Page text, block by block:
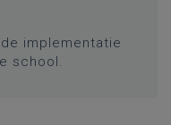
implementatie
school.